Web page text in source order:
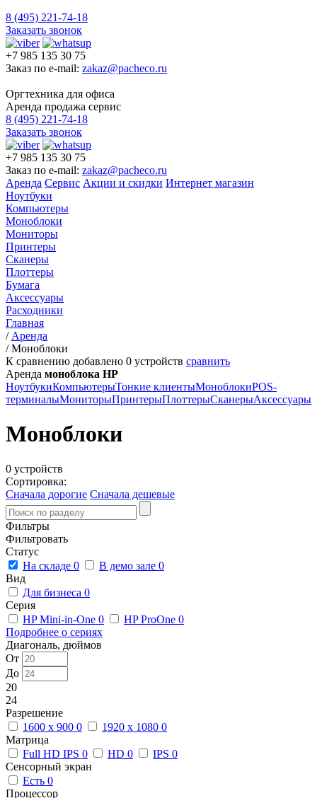
8 (495) 221-74-18
Заказать звонок
+7 985 135 30 75
Заказ по e-mail: zakaz@pacheco.ru
Оргтехника для офиса
Аренда продажа сервис
8 (495) 221-74-18
Заказать звонок
+7 985 135 30 75
Заказ по e-mail: zakaz@pacheco.ru
Аренда Сервис Акции и скидки Интернет магазин
Ноутбуки
Компьютеры
Моноблоки
Мониторы
Принтеры
Сканеры
Плоттеры
Бумага
Аксессуары
Расходники
Главная
/ Аренда
/Моноблоки
К сравнению добавлено 0 устройств сравнить
Аренда моноблока HP
НоутбукиКомпьютерыТонкие клиентыМоноблокиPOS-
терминалыМониторыПринтерыПлоттерыСканерыАксессуары
Моноблоки
0 устройств
Сортировка:
Сначала дорогие Сначала дешевые
Фильтры
Фильтровать
Статус
На складе 0 В демо зале 0
Вид
Для бизнеса 0
Серия
HP Mini-in-One 0 HP ProOne 0
Подробнее о сериях
Диагональ, дюймов
От
До
20
24
Разрешение
1600 x 900 0 1920 x 1080 0
Матрица
Full HD IPS 0 HD 0 IPS 0
Сенсорный экран
Есть 0
Процессор